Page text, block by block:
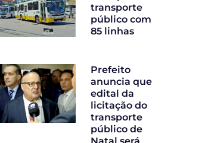
transporte
público com
85 linhas
Prefeito
anuncia que
edital da
licitação do
transporte
público de